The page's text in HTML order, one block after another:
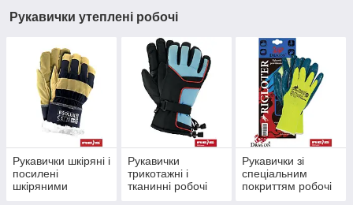
Рукавички утеплені робочі
Рукавички шкіряні і
посилені
шкіряними
Рукавички
трикотажні і
тканинні робочі
Рукавички зі
спеціальним
покриттям робочі